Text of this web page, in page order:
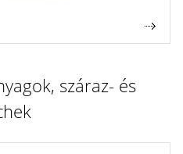
száraz- és